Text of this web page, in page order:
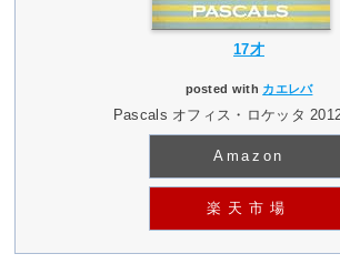
17才
posted with カエレバ
Pascals オフィス・ロケッタ
Amazon
楽天市場